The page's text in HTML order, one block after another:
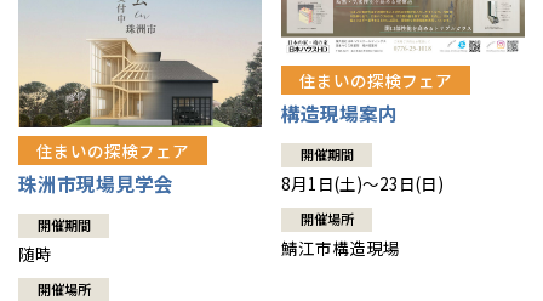
住まいの探検フェア
珠洲市現場見学会
開催期間
随時
開催場所
住まいの探検フェア
構造現場案内
開催期間
8月1日(土)～23日(日)
開催場所
鯖江市構造現場